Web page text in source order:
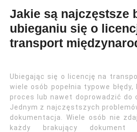
Jakie są najczęstsze
ubieganiu się o
transport
Ubiegając się o licencję na
wiele osób popełnia typowe
proces lub nawet doprowadzić do
Jednym z najczęstszych
dokumentacja. Wiele osób nie
każdy brakujący dokument